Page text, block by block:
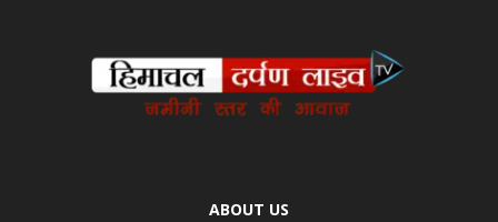
ABOUT US